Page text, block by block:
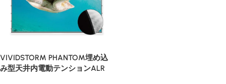
VIVIDSTORM PHANTOM埋め込
み型天井内電動テンションALR